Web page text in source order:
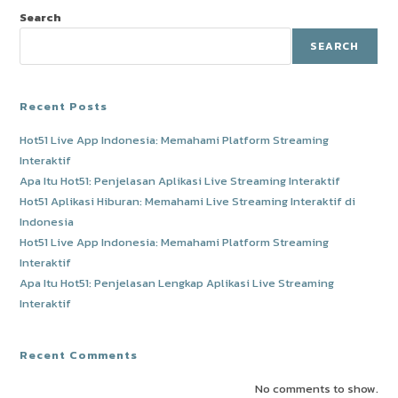
Search
SEARCH
Recent Posts
Hot51 Live App Indonesia: Memahami Platform Streaming
Interaktif
Apa Itu Hot51: Penjelasan Aplikasi Live Streaming Interaktif
Hot51 Aplikasi Hiburan: Memahami Live Streaming Interaktif di
Indonesia
Hot51 Live App Indonesia: Memahami Platform Streaming
Interaktif
Apa Itu Hot51: Penjelasan Lengkap Aplikasi Live Streaming
Interaktif
Recent Comments
No comments to show.